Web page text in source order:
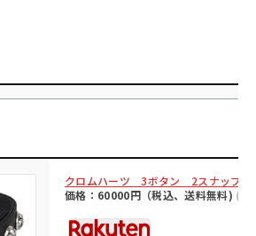
クロムハーツ 3ボタン 2スナップ
価格：60000円（税込、送料無料)